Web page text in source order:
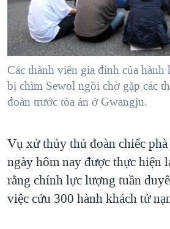
"Tìm"NGƯỜI VIỆT HẢI NGOẠI
ĐỜI SỐNG
KINH TẾ
SỨC KHOẺ
THỂ THAO
GIÁO DỤC
TẠI
HÀNH TRÌNH BẦU CỬ 2024
MỘT NĂM CHIẾN TRANH TẠI DẢI
GIẢI MÃ VÀNH ĐAI & CON ĐƯỜNG
NGÀY TỊ NẠN THẾ GIỚI
CHI PHÍ CHIẾN TRANH
CÁC GIÁ TRỊ CỘNG HÒA Ở VIỆT
THƯỢNG ĐỈNH TRUMP-KIM TẠI
VIDEO
NGHE
MẠNG XÃ HỘI
Các thành viên gia đình của hành
bị chìm Sewol ngồi chờ gặp các
đoàn trước tòa án ở Gwangju.
Vụ xử thủy thủ đoàn chiếc
ngày hôm nay được thực hiện
rằng chính lực lượng tuần
việc cứu 300 hành khách tử